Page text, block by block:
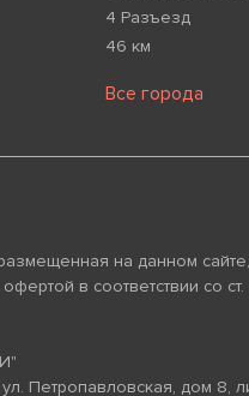
4 Разъезд
46 км
Все города
на данном
в соответствии со
Петропавловская, дом 8,